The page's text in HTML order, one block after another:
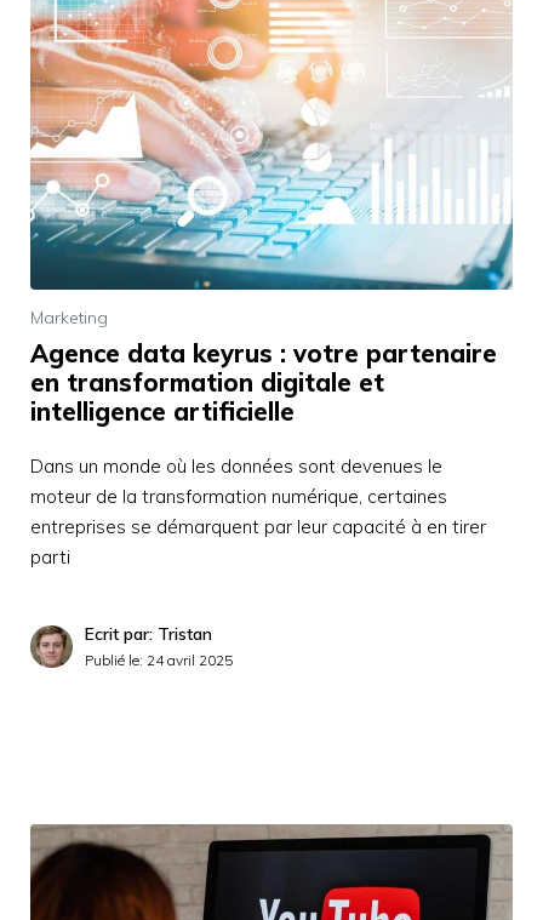
Marketing
Agence data keyrus : votre partenaire
en transformation digitale et
intelligence artificielle
Dans un monde où les données sont devenues le
moteur de la transformation numérique, certaines
entreprises se démarquent par leur capacité à en tirer
parti
Ecrit par: Tristan
Publié le: 24 avril 2025